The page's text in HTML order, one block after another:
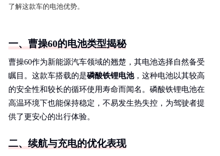
了解这款车的电池优势。
一、曹操60的电池类型揭秘
曹操60作为新能源汽车领域的翘楚，其电池选择自然备受
瞩目。这款车搭载的是磷酸铁锂电池，这种电池以其较高
的安全性和较长的循环使用寿命而闻名。磷酸铁锂电池在
高温环境下也能保持稳定，不易发生热失控，为驾驶者提
供了更安心的出行体验。
二、续航与充电的优化表现